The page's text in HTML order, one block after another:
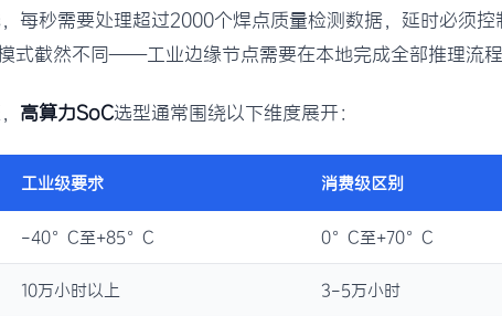
每秒需要处理超过2000个焊点质量检测数据，延时必须
式截然不同——工业边缘节点需要在本地完成全部推理流程
高算力SoC选型通常围绕以下维度展开：
工业级要求 消费级区别
-40°C至+85°C 0°C至+70°C
10万小时以上 3-5万小时